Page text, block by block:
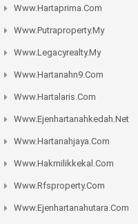
Www.hartaprima.com
Www.putraproperty.my
Www.legacyrealty.my
Www.hartanahn9.com
Www.hartalaris.com
Www.ejenhartanahkedah.net
Www.hartanahjaya.com
Www.hakmilikkekal.com
Www.rfsproperty.com
Www.ejenhartanahutara.com